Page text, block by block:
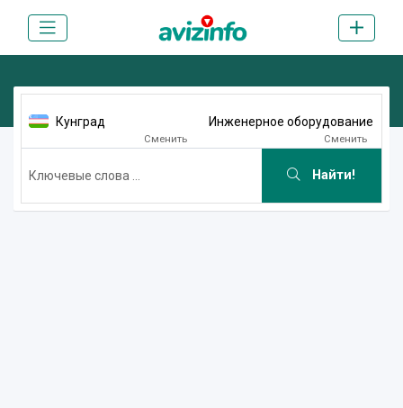
Кунград
Сменить
Инженерное оборудование
Сменить
Найти!